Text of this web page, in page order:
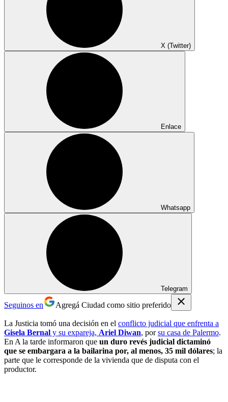
X (Twitter)
Enlace
Whatsapp
Telegram
Seguinos en Agregá Ciudad como sitio preferido
La Justicia tomó una decisión en el conflicto judicial que enfrenta a
Gisela Bernal y su expareja, Ariel Diwan, porsu casa de Palermo.
En A la tarde informaron que un duro revés judicial dictaminó
que se embargara a la bailarina por, al menos, 35 mil dólares; la
parte que le corresponde de la vivienda que de disputa con el
productor.